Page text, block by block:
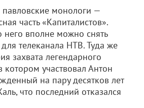
монологи —
часть «Капиталистов».
него вполне можно снять
телеканала НТВ. Туда же
захвата легендарного
участвовал Антон
на пару десятков лет
что последний отказался